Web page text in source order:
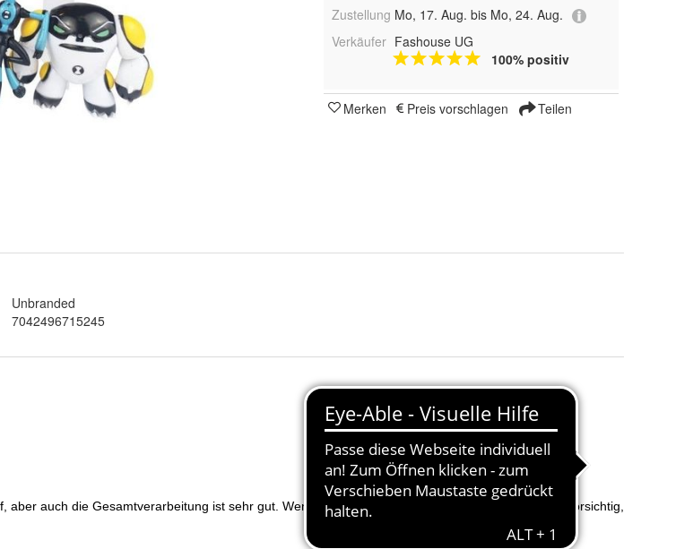
Zustellung Mo, 17. Aug. bis Mo, 24. Aug.
Verkäufer Fashouse UG
100% positiv
Merken Preis vorschlagen Teilen
Unbranded
7042496715245